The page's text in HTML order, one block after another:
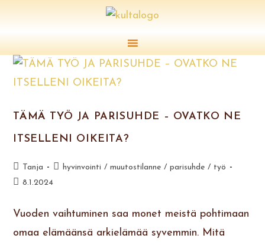
TÄMÄ TYÖ JA PARISUHDE – OVATKO NE
ITSELLENI OIKEITA?
Tanja hyvinvointi / muutostilanne / parisuhde / työ
8.1.2024
Vuoden vaihtuminen saa monet meistä pohtimaan
omaa elämäänsä arkielämää syvemmin. Mitä